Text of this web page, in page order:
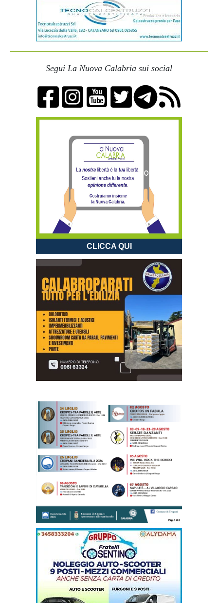
Segui La Nuova Calabria sui social
CLICCA QUI